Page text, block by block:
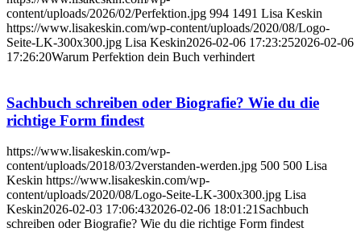
content/uploads/2026/02/Perfektion.jpg 994 1491 Lisa Keskin
https://www.lisakeskin.com/wp-content/uploads/2020/08/Logo-
Seite-LK-300x300.jpg Lisa Keskin2026-02-06 17:23:252026-02-06
17:26:20Warum Perfektion dein Buch verhindert
Sachbuch schreiben oder Biografie? Wie du die
richtige Form findest
https://www.lisakeskin.com/wp-
content/uploads/2018/03/2verstanden-werden.jpg 500 500 Lisa
Keskin https://www.lisakeskin.com/wp-
content/uploads/2020/08/Logo-Seite-LK-300x300.jpg Lisa
Keskin2026-02-03 17:06:432026-02-06 18:01:21Sachbuch
schreiben oder Biografie? Wie du die richtige Form findest